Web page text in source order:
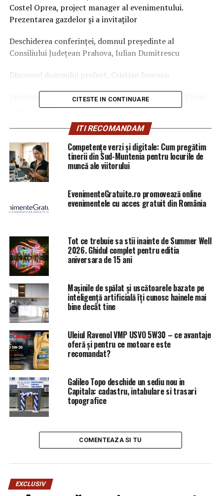
Costel Oprea, project manager al evenimentului.
Prezentarea gazdelor și a invitaților
Deschiderea conferinței, domnul președinte al
Consiliului Județean Prahova, Iulian Dumitrescu
Discursul domnului prefect, Cristian Ionescu
Discursul domnului primar din Vălenii de Munte, Florin
Constantin
Discursul domnului președinte al Centrului pentru
Studii de Intelligence și Geopolitică Aplicată, colonel(r)
Tiberiu Tănase
Discursul domnului dr. Andrei Țîrlescu, cercetător
Depunere de coroane la statuia lui Nicolae Iorga, din
Ora 18.
Vizitarea expoziției organizate de Muzeul de Istorie și
Arheologie Ploiești, ” O viață de om, așa cum a fost”.
Prezintă domnul director, Mihai Dumitrache și șef secție,
muzeograful Claudia Giannotti
Sâmbătă, 29 mai
Ziua conferințelor:
Ora 9,30
Cuvânt de deschidere, jurnalistul Costel Oprea, project
manager al evenimentului.
Andrei Țîrlescu
”Iorga, predecesor al ecumenismului practicat de
Braudel și Wallerstein”.
CITESTE IN CONTINUARE
ITI RECOMANDAM
Competențe verzi și digitale: Cum pregătim
tinerii din Sud-Muntenia pentru locurile de
muncă ale viitorului
EvenimenteGratuite.ro promovează online
evenimentele cu acces gratuit din România
Tot ce trebuie sa stii inainte de Summer Well
2026. Ghidul complet pentru editia
aniversara de 15 ani
Mașinile de spălat și uscătoarele bazate pe
inteligență artificială îți cunosc hainele mai
bine decât tine
Uleiul Ravenol VMP USVO 5W30 – ce avantaje
oferă și pentru ce motoare este
recomandat?
Galileo Topo deschide un sediu nou in
Capitala: cadastru, intabulare si trasari
topografice
COMENTEAZA SI TU
EXCLUSIV